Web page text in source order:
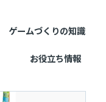
ゲームづくりの知識
お役立ち情報